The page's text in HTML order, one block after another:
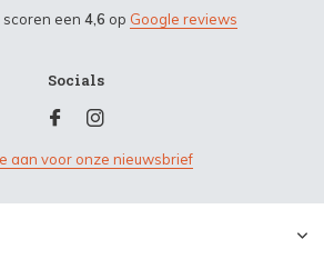
scoren een 4,6 op Google reviews
Socials
aan voor onze nieuwsbrief